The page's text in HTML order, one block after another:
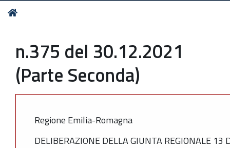
Tu
n.375 del 30.12.2021
(Parte Seconda)
Regione Emilia-Romagna
DELIBERAZIONE DELLA GIUNTA REGIONALE